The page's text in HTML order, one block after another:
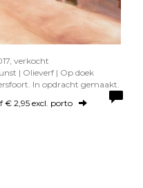
verkocht
| Olieverf | Op doek
In opdracht gemaakt.
€ 2,95 excl. porto